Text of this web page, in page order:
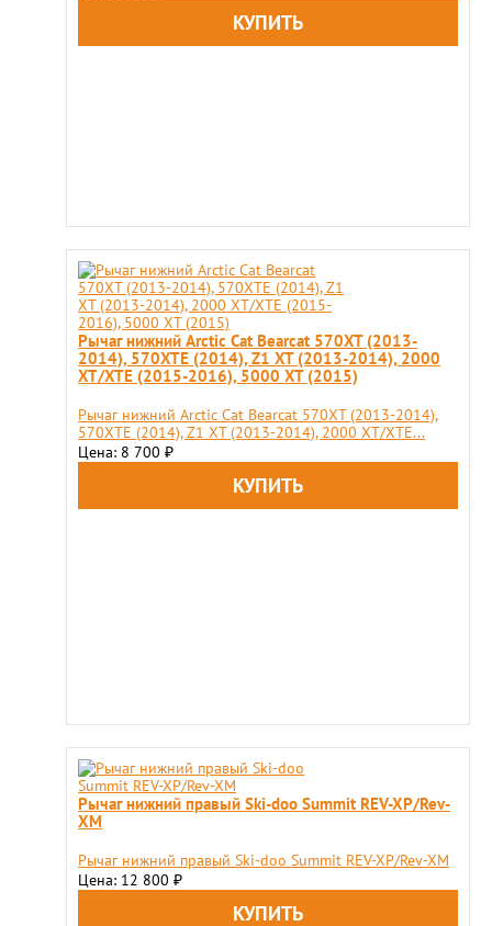
Рычаг нижний Arсtic Cat Bearcat 570XT (2013-
2014), 570XTE (2014), Z1 XT (2013-2014), 2000
XT/XTE (2015-2016), 5000 XT (2015)
Рычаг нижний Arсtic Cat Bearcat 570XT (2013-2014),
570XTE (2014), Z1 XT (2013-2014), 2000 XT/XTE...
Цена: 8 700 ₽
Рычаг нижний правый Ski-doo Summit REV-XP/Rev-
XM
Рычаг нижний правый Ski-doo Summit REV-XP/Rev-XM
Цена: 12 800 ₽